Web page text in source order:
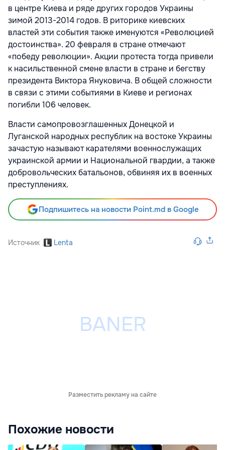
в центре Киева и ряде других городов Украины
зимой 2013-2014 годов. В риторике киевских
властей эти события также именуются «Революцией
достоинства». 20 февраля в стране отмечают
«победу революции». Акции протеста тогда привели
к насильственной смене власти в стране и бегству
президента Виктора Януковича. В общей сложности
в связи с этими событиями в Киеве и регионах
погибли 106 человек.
Власти самопровозглашенных Донецкой и
Луганской народных республик на востоке Украины
зачастую называют карателями военнослужащих
украинской армии и Национальной гвардии, а также
добровольческих батальонов, обвиняя их в военных
преступлениях.
Подпишитесь на новости Point.md в Google
Источник Lenta
Разместить рекламу на сайте
Похожие новости